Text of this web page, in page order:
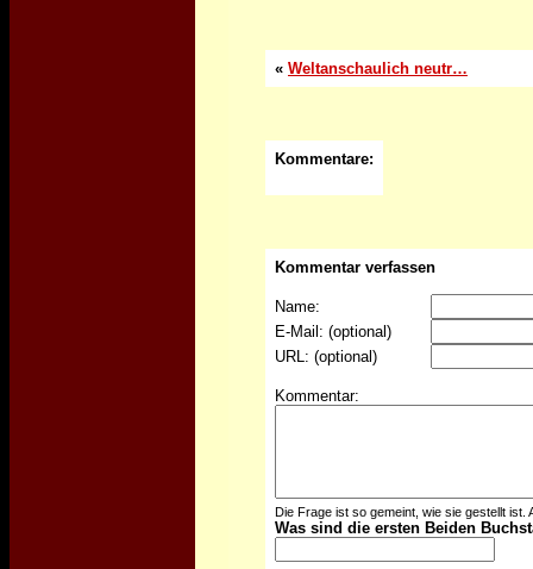
« Weltanschaulich neutr…
Kommentare:
Kommentar verfassen
Name:
E-Mail: (optional)
URL: (optional)
Kommentar:
Die Frage ist so gemeint, wie sie gestellt
Was sind die ersten Beiden